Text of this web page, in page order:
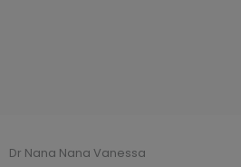
Dr Nana Nana Vanessa